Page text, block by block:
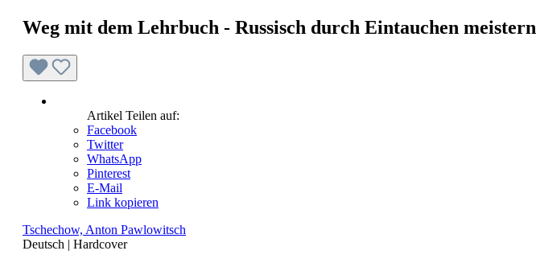
Weg mit dem Lehrbuch - Russisch durch Eintauchen meistern
Artikel Teilen auf:
Facebook
Twitter
WhatsApp
Pinterest
E-Mail
Link kopieren
Tschechow, Anton Pawlowitsch
Deutsch | Hardcover